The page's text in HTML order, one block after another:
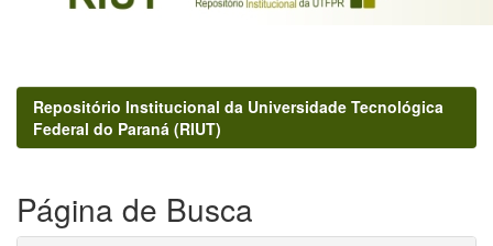
Repositório Institucional da Universidade Tecnológica
Federal do Paraná (RIUT)
Página de Busca